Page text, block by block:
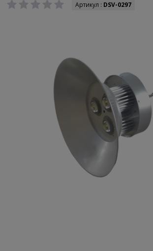
Артикул : DSV-0297